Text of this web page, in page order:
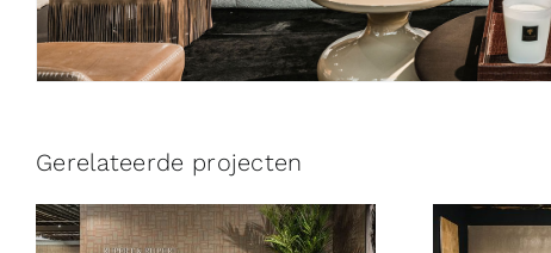
Gerelateerde projecten